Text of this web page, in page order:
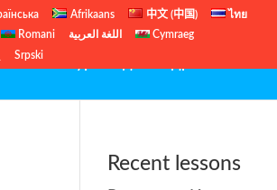
Afrikaans 中文 (中国)
ไทย
Romani
اللغة العربية
Cymraeg
Srpski уроки для подростков
Recent lessons